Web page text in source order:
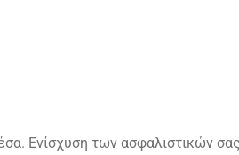
Ενίσχυση των ασφαλιστικών